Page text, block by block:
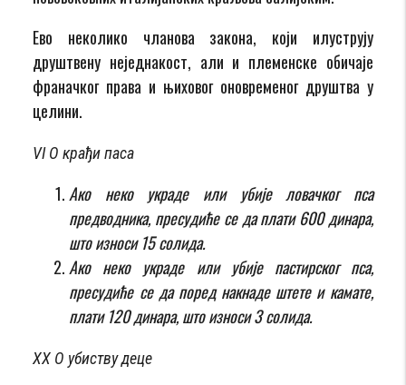
Ево неколико чланова закона, који илуструју
друштвену неједнакост, али и племенске обичаје
франачког права и њиховог оновременог друштва у
целини.
VI О крађи паса
Ако неко украде или убије ловачког пса
предводника, пресудиће се да плати 600 динара,
што износи 15 солида.
Ако неко украде или убије пастирског пса,
пресудиће се да поред накнаде штете и камате,
плати 120 динара, што износи 3 солида.
XX О убиству деце